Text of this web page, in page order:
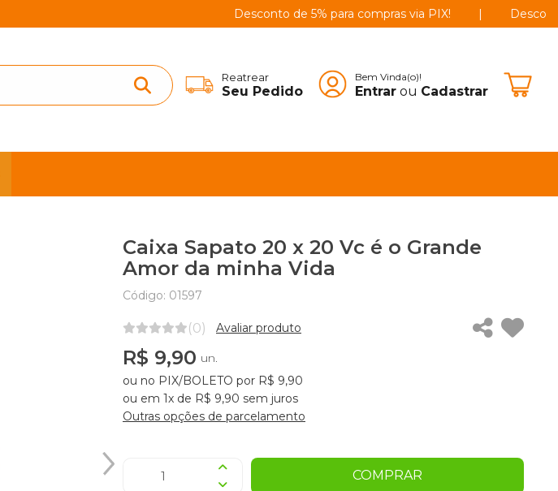
Desconto de 5% para compras via PIX! | Desconto de
Reatrear
Seu Pedido
Bem Vinda(o)!
Entrar ou Cadastrar
Caixa Sapato 20 x 20 Vc é o Grande
Amor da minha Vida
Código: 01597
(0) Avaliar produto
R$ 9,90 un.
ou no PIX/BOLETO por R$ 9,90
ou em 1x de R$ 9,90 sem juros
Outras opções de parcelamento
COMPRAR